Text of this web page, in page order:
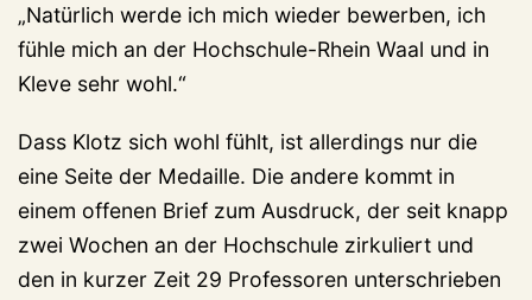
„Natürlich werde ich mich wieder bewerben, ich
fühle mich an der Hochschule-Rhein Waal und in
Kleve sehr wohl.“
Dass Klotz sich wohl fühlt, ist allerdings nur die
eine Seite der Medaille. Die andere kommt in
einem offenen Brief zum Ausdruck, der seit knapp
zwei Wochen an der Hochschule zirkuliert und
den in kurzer Zeit 29 Professoren unterschrieben